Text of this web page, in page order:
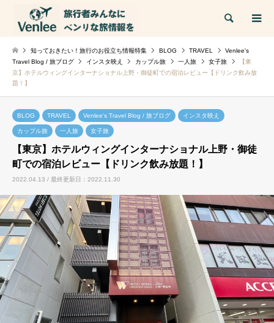
検索
知っておきたい！旅行のお役立ち情報特集 BLOG TRAVEL
Venlee's
Travel Blog / 旅ブログ
インスタ映え カップル旅 一人旅 女子旅
【東
京】ホテルウィングインターナショナル上野・御徒町での宿泊レビュー【ドリンク飲み放
題！】
BLOG TRAVEL Venlee's Travel Blog / 旅ブログ インスタ映え
カップル旅 一人旅 女子旅
【東京】ホテルウィングインターナショナル上野・御徒
町での宿泊レビュー【ドリンク飲み放題！】
2022.04.13 / 最終更新日：2022.11.30